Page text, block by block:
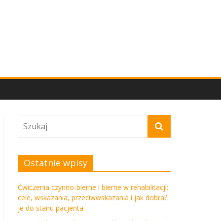
Ostatnie wpisy
Ćwiczenia czynno-bierne i bierne w rehabilitacji:
cele, wskazania, przeciwwskazania i jak dobrać
je do stanu pacjenta